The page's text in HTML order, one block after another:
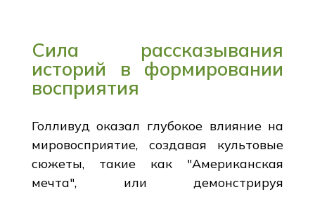
Сила рассказывания
историй в формировании
восприятия
Голливуд оказал глубокое влияние на
мировосприятие, создавая культовые
сюжеты, такие как "Американская
мечта", или демонстрируя